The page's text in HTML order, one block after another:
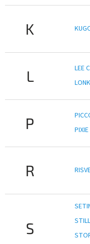
K
L
LEE
P
R
S